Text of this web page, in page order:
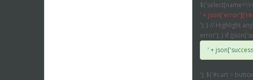
' +
'); } // Highlight
error'); } if
' +
'); $('#cart >